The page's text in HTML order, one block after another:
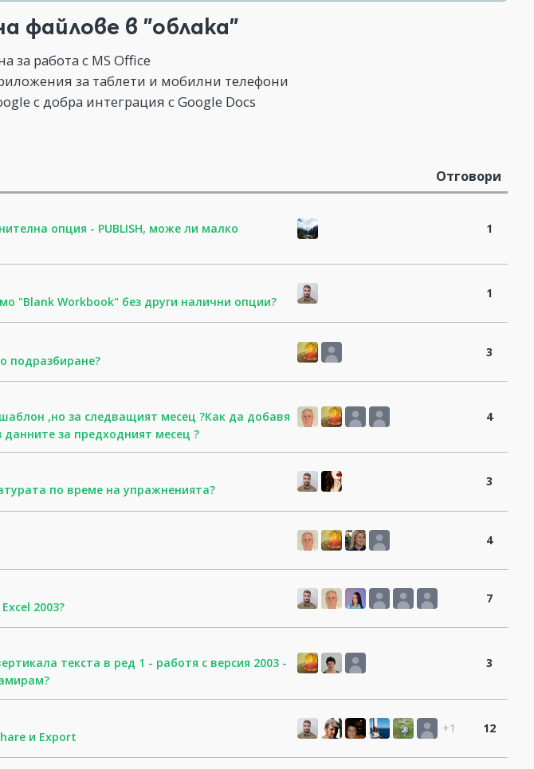
файлове в "облака"
за работа с MS Office
за таблети и мобилни телефони
с добра интеграция с Google Docs
Отговори
опция - PUBLISH, може ли малко
1
"Blank Workbook" без други налични опции?
1
подразбиране?
3
,но за следващият месец ?Как да добавя
за предходният месец ?
4
по време на упражненията?
3
4
2003?
7
текста в ред 1 - работя с версия 2003 -
3
и Export
+1 12